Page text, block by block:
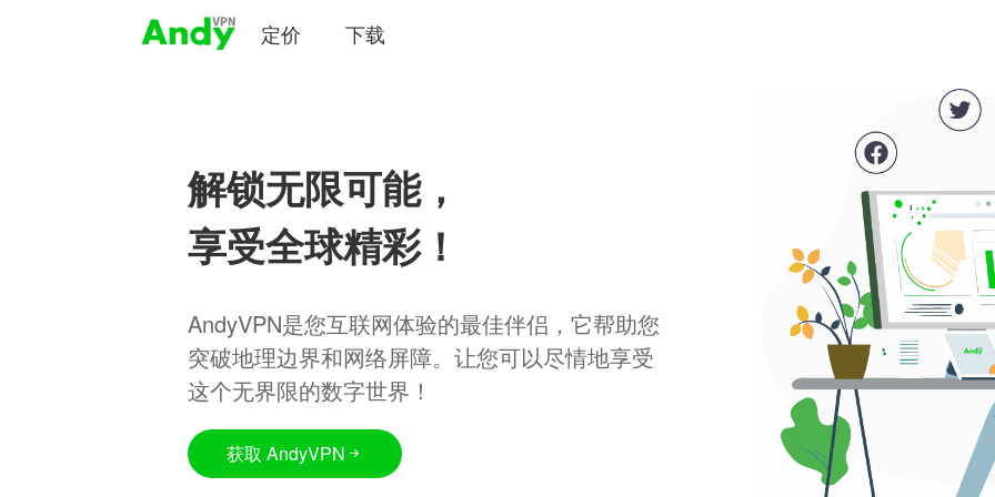
定价 下载
解锁无限可能，
享受全球精彩！
AndyVPN是您互联网体验的最佳伴侣，它帮助您
突破地理边界和网络屏障。让您可以尽情地享受
这个无界限的数字世界！
获取 AndyVPN